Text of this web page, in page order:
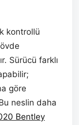
kontrollü
Sürücü farklı
göre
neslin daha
Bentley